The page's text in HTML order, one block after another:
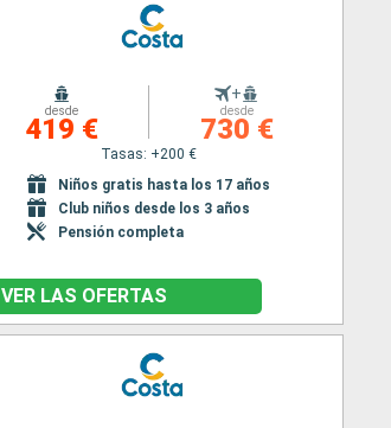
desde
419 €
+
desde
730 €
Tasas: +200 €
Niños gratis hasta los 17 años
Club niños desde los 3 años
Pensión completa
VER LAS OFERTAS